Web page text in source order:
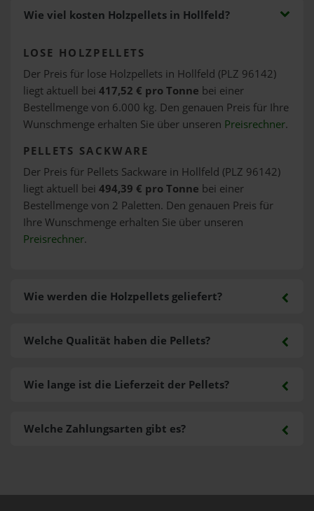
Wie viel kosten Holzpellets in Hollfeld?
LOSE HOLZPELLETS
Der Preis für lose Holzpellets in Hollfeld (PLZ 96142)
liegt aktuell bei 417,52 € pro Tonne bei einer
Bestellmenge von 6.000 kg. Den genauen Preis für Ihre
Wunschmenge erhalten Sie über unseren Preisrechner.
PELLETS SACKWARE
Der Preis für Pellets Sackware in Hollfeld (PLZ 96142)
liegt aktuell bei 494,39 € pro Tonne bei einer
Bestellmenge von 2 Paletten. Den genauen Preis für
Ihre Wunschmenge erhalten Sie über unseren
Preisrechner.
Wie werden die Holzpellets geliefert?
Welche Zahlungsarten gibt es?
Welche Qualität haben die Pellets?
Wie lange ist die Lieferzeit der Pellets?